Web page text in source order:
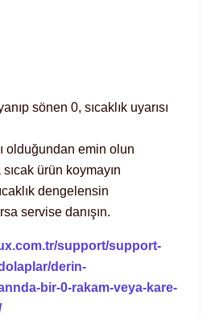
sönen 0, sıcaklık uyarısı
olduğundan emin olun
ürün koymayın
dengelensin
servise danışın.
support/support-
derin-
bir-0-rakam-veya-kare-